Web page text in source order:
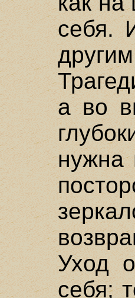
себя.
а во
нужна
Уход
себя;